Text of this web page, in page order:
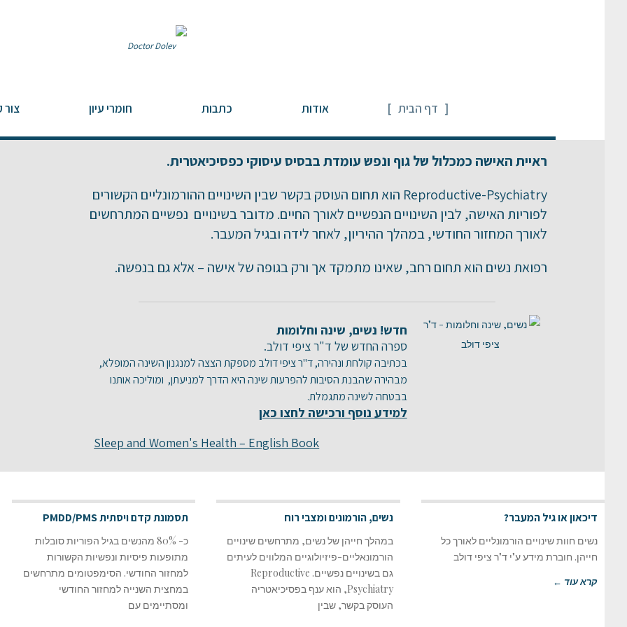
דף הבית אודות כתבות חומרי עיון
ראיית האישה כמכלול של גוף ונפש עומדת בבסיס עיסוקי כפסיכיאטרית.
Reproductive-Psychiatry הוא תחום העוסק בקשר שבין השינויים ההורמונליים הקשורים
לפוריות האישה, לבין השינויים הנפשיים לאורך החיים. מדובר בשינויים נפשיים המתרחשים
לאורך המחזור החודשי, במהלך ההיריון, לאחר לידה ובגיל המעבר.
רפואת נשים הוא תחום רחב, שאינו מתמקד אך ורק בגופה של אישה – אלא גם בנפשה.
חדש! נשים, שינה וחלומות
ספרה החדש של ד"ר ציפי דולב.
בכתיבה קולחת ונהירה, ד"ר ציפי דולב מספקת הצצה למנגנון השינה המופלא,
מבהירה שהבנת הסיבות להפרעות שינה היא הדרך למניעתן, ומוליכה אותנו
בבטחה לשינה מתגמלת.
למידע נוסף ורכישה לחצו כאן
Sleep and Women's Health – English Book
דיכאון או גיל המעבר?
נשים חוות שינויים הורמונליים לאורך כל
חייהן. חוברת מידע ע"י ד"ר ציפי דולב
קרא עוד ←
נשים, הורמונים ומצבי רוח
במהלך חייהן של נשים, מתרחשים שינויים
הורמונאליים-פיזיולוגיים המלווים לעיתים
גם בשינויים נפשיים. Reproductive
Psychiatry, הוא ענף בפסיכיאטריה
העוסק בקשר, שבין
תסמונת קדם ויסתית PMDD/PMS
כ- 80% מהנשים בגיל הפוריות סובלות
מתופעות פיסיות ונפשיות הקשורות
למחזור החודשי. הסימפטומים מתרחשים
במחצית השנייה למחזור החודשי
ומסתיימים עם